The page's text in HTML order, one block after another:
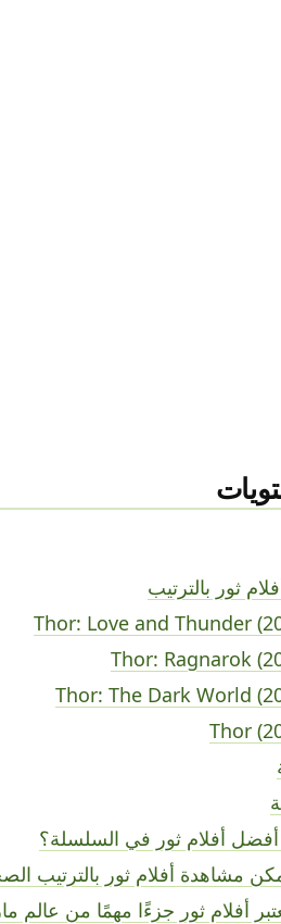
ثور بالترتيب
أفلام ثور في السلسلة؟
مشاهدة أفلام ثور بالترتيب
أفلام ثور جزءًا مهمًا من عالم